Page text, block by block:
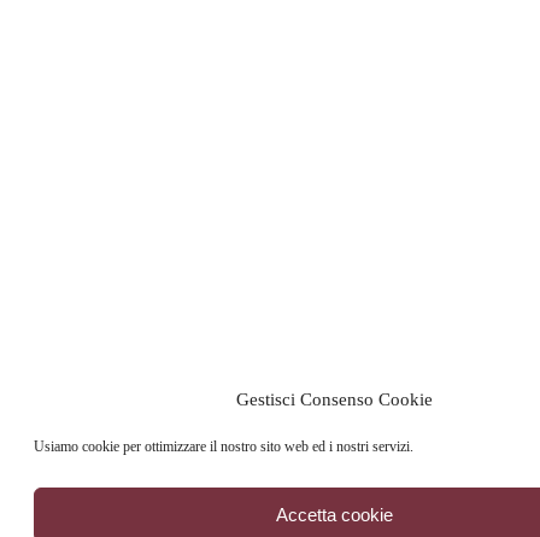
Gestisci Consenso Cookie
Usiamo cookie per ottimizzare il nostro sito web ed i nostri servizi.
Accetta cookie